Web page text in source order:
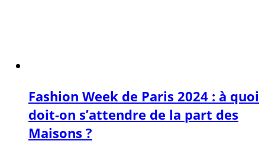
Fashion Week de Paris 2024 : à quoi
doit-on s’attendre de la part des
Maisons ?